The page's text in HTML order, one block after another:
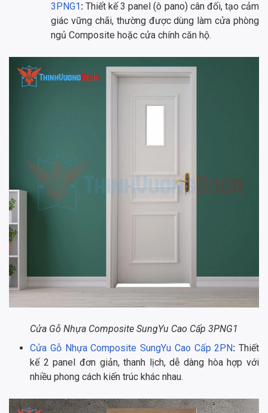
3PNG1: Thiết kế 3 panel (ô pano) cân đối, tạo cảm
giác vững chãi, thường được dùng làm cửa phòng
ngủ Composite hoặc cửa chính căn hộ.
Cửa Gỗ Nhựa Composite SungYu Cao Cấp 3PNG1
Cửa Gỗ Nhựa Composite SungYu Cao Cấp 2PN: Thiết
kế 2 panel đơn giản, thanh lịch, dễ dàng hòa hợp với
nhiều phong cách kiến trúc khác nhau.